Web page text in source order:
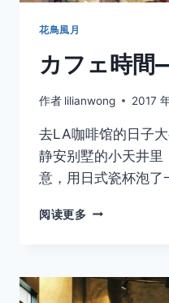
花鳥風月
カフェ時
作者 lilianwong 2017
去LA咖啡馆的日子
静安别墅的小天井里
意，用日式瓷杯泡
阅读更多 カ
間
——